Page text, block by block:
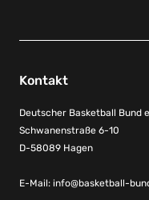
Kontakt
Deutscher Basketball Bund
Schwanenstraße 6-10
D-58089 Hagen
E-Mail: info@basketball-